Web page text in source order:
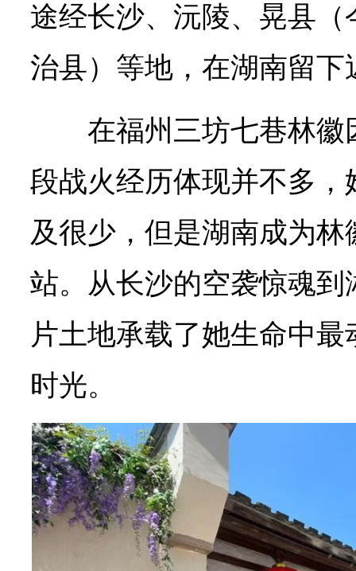
途经长沙、沅陵、晃县
治县）等地，在湖南留
在福州三坊七巷林
段战火经历体现并不多
及很少，但是湖南成为
站。从长沙的空袭惊魂
片土地承载了她生命中
时光。